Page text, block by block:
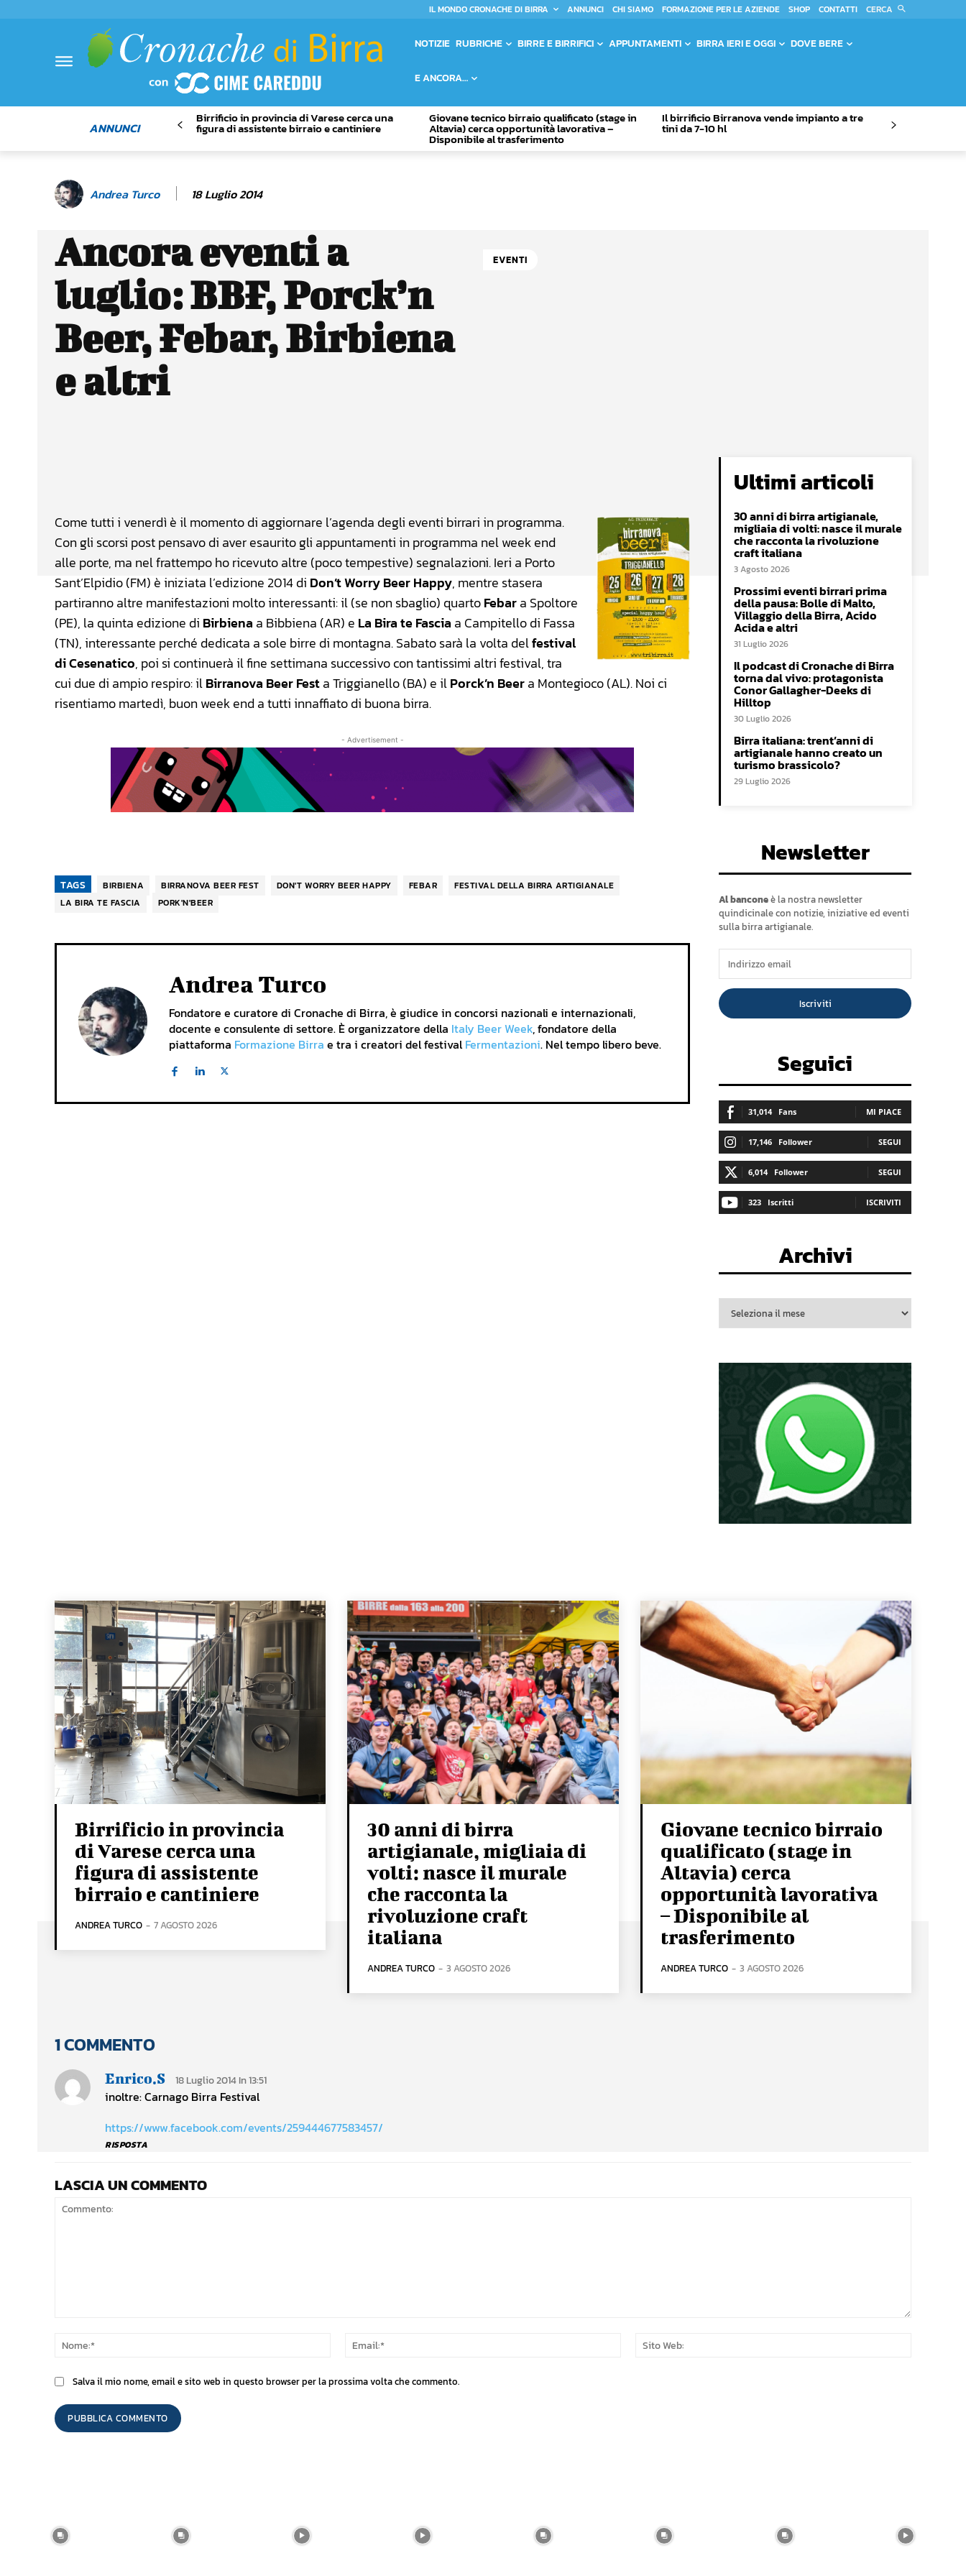
IL MONDO CRONACHE DI BIRRA ANNUNCI CHI SIAMO FORMAZIONE PER LE AZIENDE SHOP CONTATTI CERCA
NOTIZIE RUBRICHE BIRRE E BIRRIFICI APPUNTAMENTI BIRRA IERI E OGGI DOVE BERE
E ANCORA…
ANNUNCI
Birrificio in provincia di Varese cerca una
figura di assistente birraio e cantiniere
Giovane tecnico birraio qualificato (stage in
Altavia) cerca opportunità lavorativa –
Disponibile al trasferimento
Il birrificio Birranova vende impianto a tre
tini da 7-10 hl
Andrea Turco 18 Luglio 2014
Ancora eventi a
luglio: BBF, Porck’n
Beer, Febar, Birbiena
e altri
EVENTI
Come tutti i venerdì è il momento di aggiornare l’agenda degli eventi birrari in programma.
Con gli scorsi post pensavo di aver esaurito gli appuntamenti in programma nel week end
alle porte, ma nel frattempo ho ricevuto altre (poco tempestive) segnalazioni. Ieri a Porto
Sant’Elpidio (FM) è iniziata l’edizione 2014 di Don’t Worry Beer Happy, mentre stasera
partiranno altre manifestazioni molto interessanti: il (se non sbaglio) quartoFebara Spoltore
(PE), la quinta edizione di Birbiena a Bibbiena (AR) e La Bira te Fascia a Campitello di Fassa
(TN), interessante perché dedicata a sole birre di montagna. Sabato sarà la volta delfestival
di Cesenatico, poi si continuerà il fine settimana successivo con tantissimi altri festival, tra
cui due di ampio respiro: ilBirranova Beer Festa Triggianello (BA) e ilPorck’n Beera Montegioco (AL). Noi ci
risentiamo martedì, buon week end a tutti innaffiato di buona birra.
- Advertisement -
TAGS BIRBIENA BIRRANOVA BEER FEST DON'T WORRY BEER HAPPY FEBAR
FESTIVAL DELLA BIRRA ARTIGIANALE
LA BIRA TE FASCIA
PORK'N'BEER
Andrea Turco
Fondatore e curatore di Cronache di Birra, è giudice in concorsi nazionali e internazionali,
docente e consulente di settore. È organizzatore della Italy Beer Week, fondatore della
piattaforma Formazione Birra e tra i creatori del festivalFermentazioni. Nel tempo libero beve.
Ultimi articoli
30 anni di birra artigianale,
migliaia di volti: nasce il murale
che racconta la rivoluzione
craft italiana
3 Agosto 2026
Prossimi eventi birrari prima
della pausa: Bolle di Malto,
Villaggio della Birra, Acido
Acida e altri
31 Luglio 2026
Il podcast di Cronache di Birra
torna dal vivo: protagonista
Conor Gallagher-Deeks di
Hilltop
30 Luglio 2026
Birra italiana: trent’anni di
artigianale hanno creato un
turismo brassicolo?
29 Luglio 2026
Newsletter
Al banconeè la nostra newsletter
quindicinale con notizie, iniziative ed eventi
sulla birra artigianale.
Iscriviti
Seguici
31,014 Fans MI PIACE
17,146 Follower SEGUI
6,014 Follower SEGUI
323 Iscritti ISCRIVITI
Archivi
Birrificio in provincia
di Varese cerca una
figura di assistente
birraio e cantiniere
ANDREA TURCO - 7 AGOSTO 2026
30 anni di birra
artigianale, migliaia di
volti: nasce il murale
che racconta la
rivoluzione craft
italiana
ANDREA TURCO - 3 AGOSTO 2026
Giovane tecnico birraio
qualificato (stage in
Altavia) cerca
opportunità lavorativa
– Disponibile al
trasferimento
ANDREA TURCO - 3 AGOSTO 2026
1 COMMENTO
Enrico.s 18 Luglio 2014 In 13:51
inoltre: Carnago Birra Festival
https://www.facebook.com/events/259444677583457/
RISPOSTA
LASCIA UN COMMENTO
Nome:*
Email:*
Salva il mio nome, email e sito web in questo browser per la prossima volta che commento.